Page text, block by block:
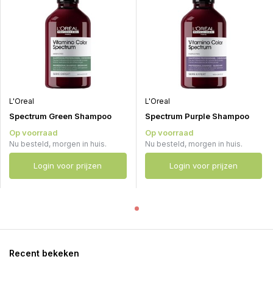
L'Oreal
Spectrum Green Shampoo
Op voorraad
Nu besteld, morgen in huis.
Login voor prijzen
L'Oreal
Spectrum Purple Shampoo
Op voorraad
Nu besteld, morgen in huis.
Login voor prijzen
Recent bekeken